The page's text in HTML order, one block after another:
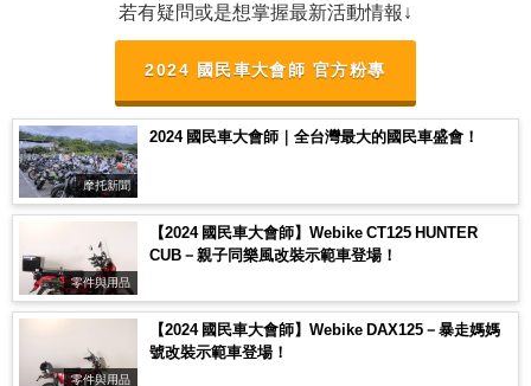
若有疑問或是想掌握最新活動情報↓
2024 國民車大會師 官方粉專
摩托新聞
2024 國民車大會師｜全台灣最大的國民車盛會！
零件與用品
【2024 國民車大會師】Webike CT125 HUNTER
CUB－親子同樂風改裝示範車登場！
零件與用品
【2024 國民車大會師】Webike DAX125－暴走媽媽
號改裝示範車登場！